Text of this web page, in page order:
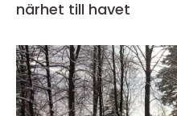
närhet till havet